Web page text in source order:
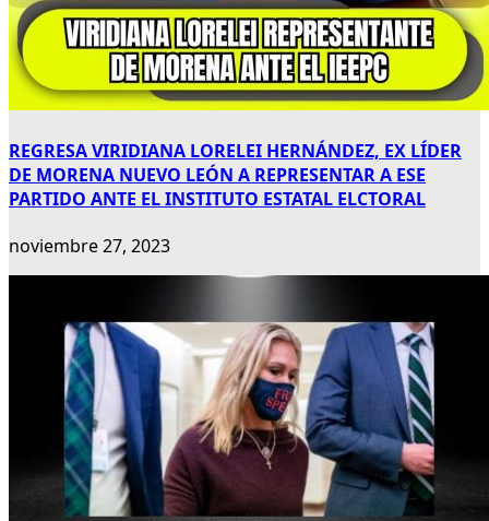
REGRESA VIRIDIANA LORELEI HERNÁNDEZ, EX LÍDER
DE MORENA NUEVO LEÓN A REPRESENTAR A ESE
PARTIDO ANTE EL INSTITUTO ESTATAL ELCTORAL
noviembre 27, 2023